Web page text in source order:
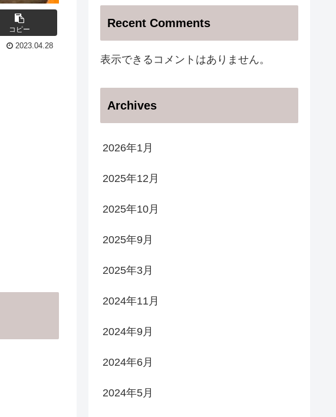
コピー
2023.04.28
Recent Comments
表示できるコメントはありません。
Archives
2026年1月
2025年12月
2025年10月
2025年9月
2025年3月
2024年11月
2024年9月
2024年6月
2024年5月